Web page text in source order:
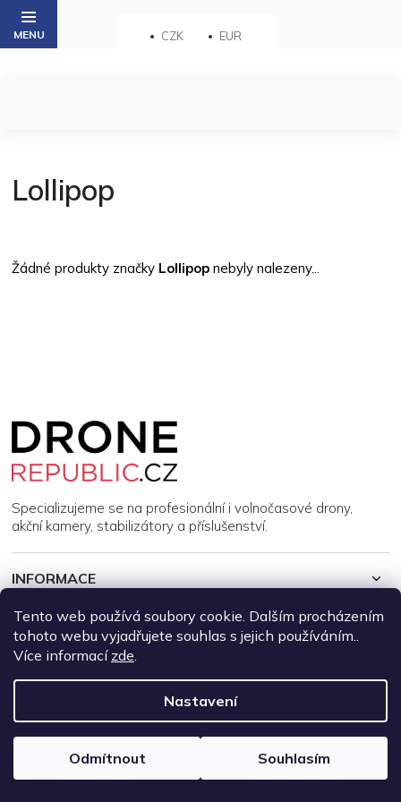
Tento web používá soubory cookie. Dalším procházením
tohoto webu vyjadřujete souhlas s jejich používáním..
Více informací zde.
Nastavení
Odmítnout Souhlasím
Přejít
obsah
CZK EUR
Lollipop
Žádné produkty značky Lollipop nebyly nalezeny...
Specializujeme se na profesionální i volnočasové drony,
akční kamery, stabilizátory a příslušenství.
INFORMACE
MŮJ ÚČET
Copyright 2026DroneRepublic.cz. Všechna práva vyhrazena.
Upravit nastavení cookies